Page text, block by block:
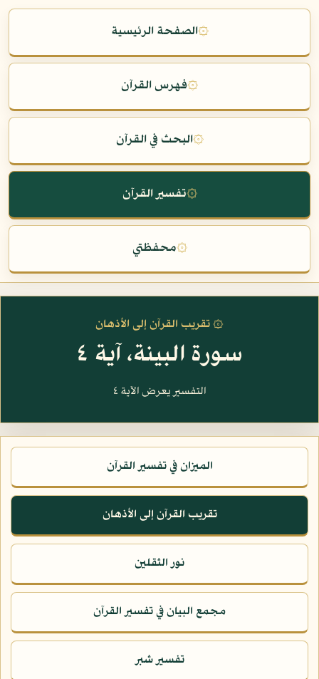
۞الصفحة الرئيسية
۞فهرس القرآن
۞البحث في القرآن
۞تفسير القرآن
۞محفظتي
۞ تقريب القرآن إلى الأذهان
سورة البينة، آية ٤
التفسير يعرض الآية ٤
الميزان في تفسير القرآن
تقريب القرآن إلى الأذهان
نور الثقلين
مجمع البيان في تفسير القرآن
تفسير شبر